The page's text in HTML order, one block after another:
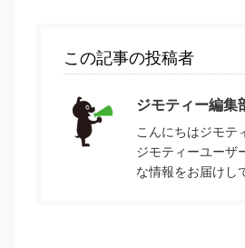
この記事の投稿者
ジモティー編集
こんにちはジモテ
ジモティーユーザ
な情報をお届けし